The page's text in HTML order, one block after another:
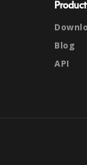
Product
Blog
API